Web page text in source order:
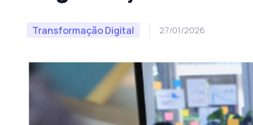
Transformação Digital 27/01/2026